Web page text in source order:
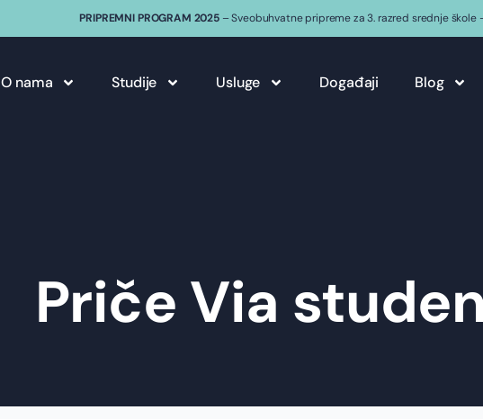
PRIPREMNI PROGRAM 2025– Sveobuhvatne pripreme za 3. razred srednje škole
O nama Studije Usluge Događaji Blog
Priče Via